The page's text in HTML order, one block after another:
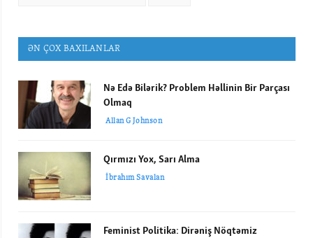
ƏN ÇOX BAXILANLAR
Nə Edə Bilərik? Problem Həllinin Bir Parçası
Olmaq
Allan G Johnson
Qırmızı Yox, Sarı Alma
İbrahım Savalan
Feminist Politika: Dirəniş Nöqtəmiz